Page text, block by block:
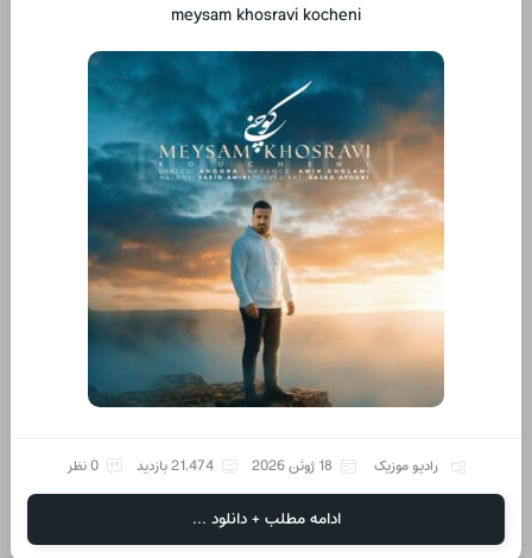
meysam khosravi kocheni
رادیو موزیک 18 ژوئن 2026 21,474 بازدید 0 نظر
ادامه مطلب + دانلود ...